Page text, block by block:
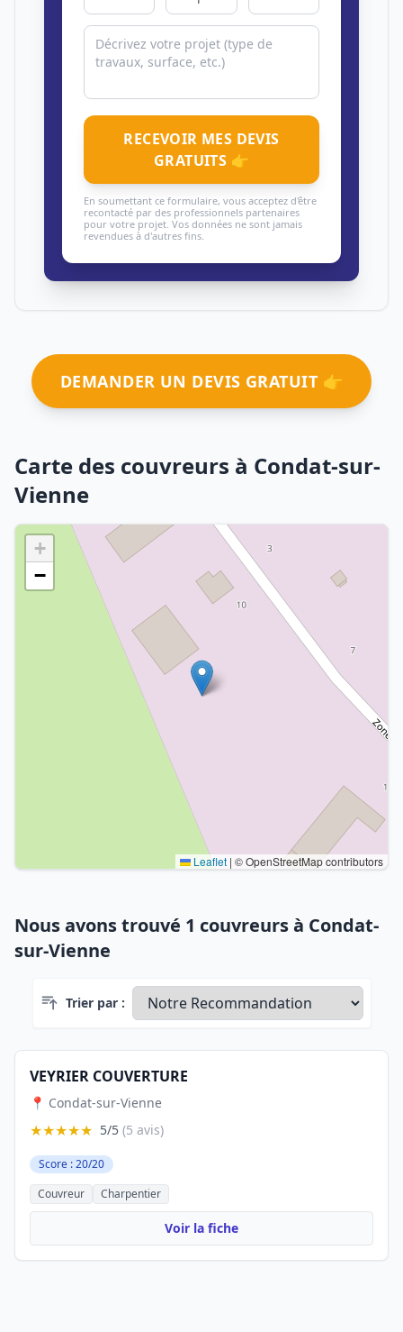
RECEVOIR MES DEVIS
GRATUITS 👉
En soumettant ce formulaire, vous acceptez d'être
recontacté par des professionnels partenaires
pour votre projet. Vos données ne sont jamais
revendues à d'autres fins.
DEMANDER UN DEVIS GRATUIT 👉
Carte des couvreurs à Condat-sur-
Vienne
+
−
Leaflet | © OpenStreetMap contributors
Nous avons trouvé 1 couvreurs à Condat-
sur-Vienne
Trier par :
VEYRIER COUVERTURE
📍 Condat-sur-Vienne
★★★★★ 5/5 (5 avis)
Score : 20/20
Couvreur
Charpentier
Voir la fiche